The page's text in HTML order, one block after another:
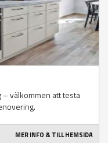
välkommen att testa
MER INFO & TILL HEMSIDA